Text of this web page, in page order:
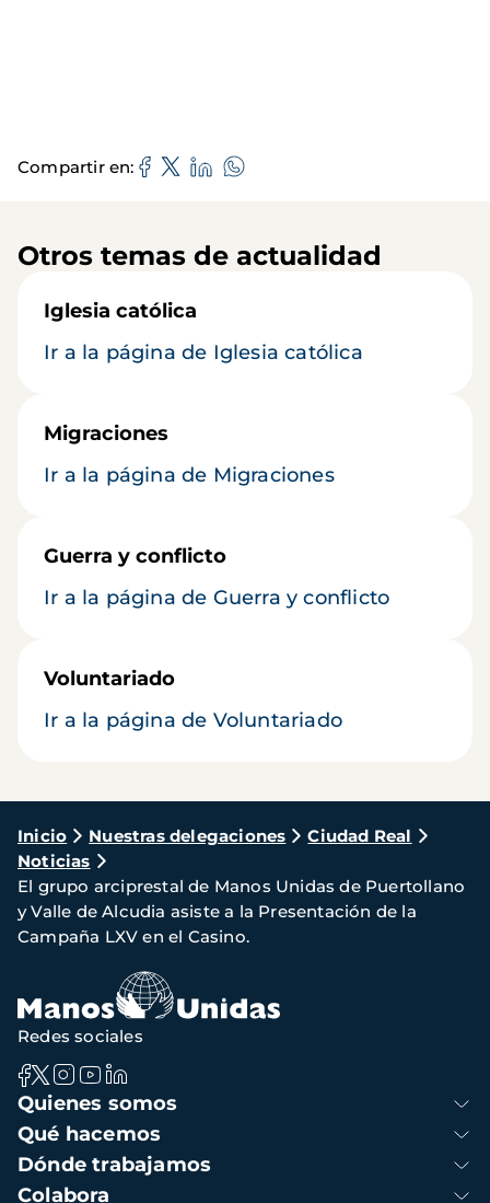
Compartir en
Otros temas de actualidad
Iglesia católica
Ir a la página de Iglesia católica
Migraciones
Ir a la página de Migraciones
Guerra y conflicto
Ir a la página de Guerra y conflicto
Voluntariado
Ir a la página de Voluntariado
Ruta
de
navegación
Inicio Nuestras delegaciones
Ciudad Real
Noticias
El grupo arciprestal de Manos Unidas de Puertollano
y Valle de Alcudia asiste a la Presentación de la
Campaña LXV en el Casino.
Navegación
principal
Quienes somos
Qué hacemos
Dónde trabajamos
Colabora
Redes sociales